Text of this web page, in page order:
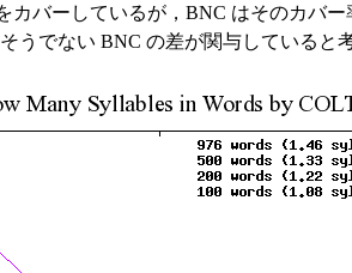
カバーしているが，BNC はそのカバ
うでない BNC の差が関与していると